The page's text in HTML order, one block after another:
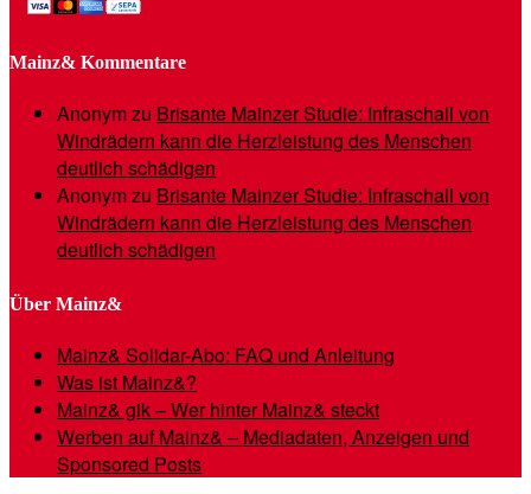
Mainz& Kommentare
Anonymzu Brisante Mainzer Studie: Infraschall von
Windrädern kann die Herzleistung des Menschen
deutlich schädigen
Anonymzu Brisante Mainzer Studie: Infraschall von
Windrädern kann die Herzleistung des Menschen
deutlich schädigen
Über Mainz&
Mainz& Solidar-Abo: FAQ und Anleitung
Was ist Mainz&?
Mainz& gik – Wer hinter Mainz& steckt
Werben auf Mainz& – Mediadaten, Anzeigen und
Sponsored Posts